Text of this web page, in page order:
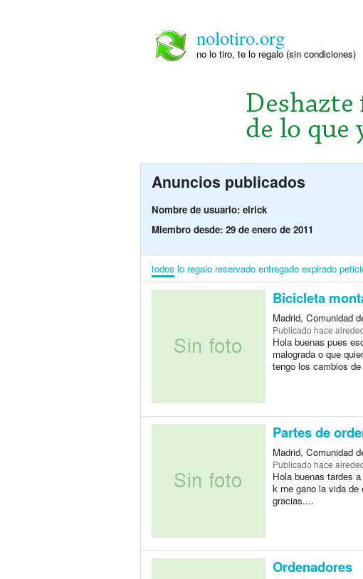
nolotiro.org
no lo tiro, te lo regalo (sin condiciones)
Anuncios publicados
Nombre de usuario: elrick
Miembro desde: 29 de enero de 2011
todos lo regalo reservado entregado expirado
Bicicleta
Madrid, Comunidad
Publicado hace
Hola buenas pues
malograda o que
tengo los cambios
Partes de
Madrid, Comunidad
Publicado hace
Hola buenas tardes
k me gano la vida de
gracias....
Ordenadores